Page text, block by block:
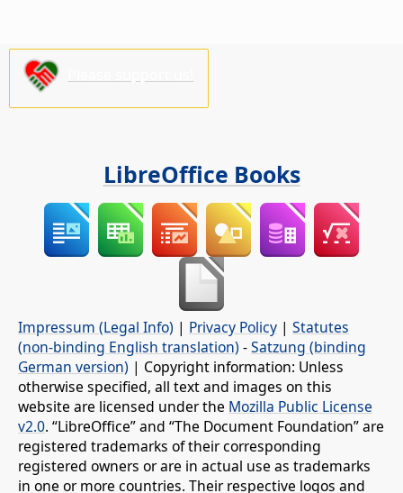
LibreOffice Books
Impressum (Legal Info) | Privacy Policy | Statutes
(non-binding English translation) -Satzung (binding
German version) | Copyright information: Unless
otherwise specified, all text and images on this
website are licensed under the Mozilla Public License
v2.0. “LibreOffice” and “The Document Foundation” are
registered trademarks of their corresponding
registered owners or are in actual use as trademarks
in one or more countries. Their respective logos and